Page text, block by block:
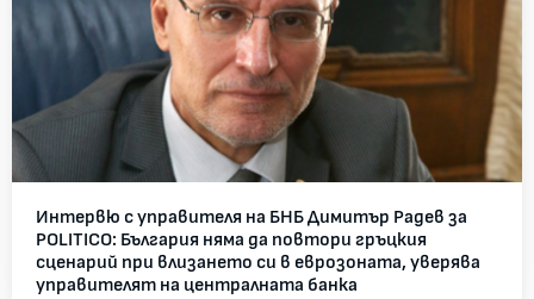
Интервю с управителя на БНБ Димитър Радев за
POLITICO: България няма да повтори гръцкия
сценарий при влизането си в еврозоната, уверява
управителят на централната банка